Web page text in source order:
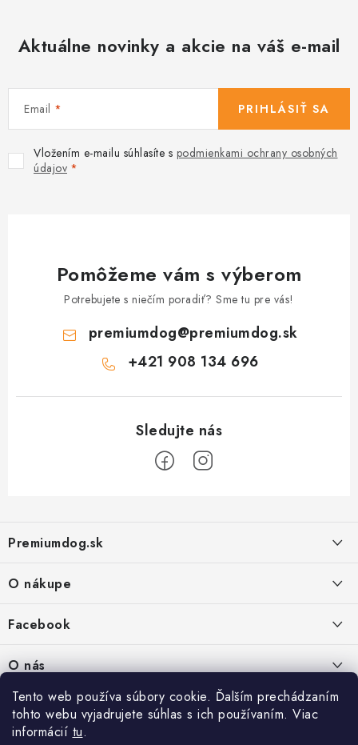
Tento web používa súbory cookie. Ďalším prechádzaním
tohto webu vyjadrujete súhlas s ich používaním. Viac
informácií tu.
Aktuálne novinky a akcie na váš e-mail
Email
Vložením e-mailu súhlasíte s podmienkami ochrany osobných
údajov
PRIHLÁSIŤ SA
Pomôžeme vám s výberom
Potrebujete s niečím poradiť? Sme tu pre vás!
premiumdog@premiumdog.sk
+421 908 134 696
p
ä
Premiumdog.sk
PREDAJŇA:
Petőfiho 65
Štúrovo 943 01
Po-Pia - 8:00-18:00
O nákupe
Ochrana osobných údajov
Vrátanie tovaru
Reklamácie
Facebook
O nás
Kontakty
Prečo nakúpiť u nás